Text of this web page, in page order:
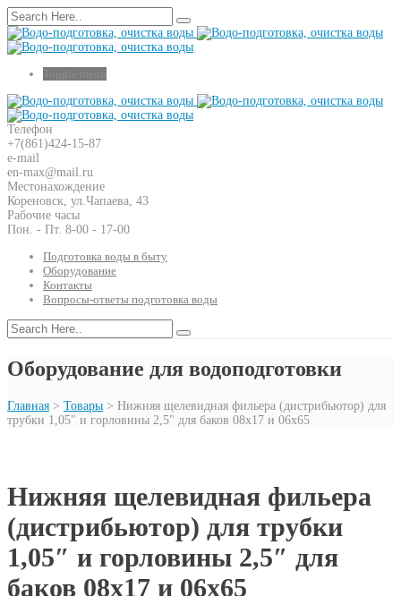
Телефон
+7(861)424-15-87
e-mail
en-max@mail.ru
Местонахождение
Кореновск, ул.Чапаева, 43
Рабочие часы
Пон. - Пт. 8-00 - 17-00
Подготовка воды в быту
Оборудование
Контакты
Вопросы-ответы подготовка воды
Оборудование для водоподготовки
Главная > Товары > Нижняя щелевидная фильера (дистрибьютор) для
трубки 1,05" и горловины 2,5" для баков 08х17 и 06х65
Нижняя щелевидная фильера
(дистрибьютор) для трубки
1,05″ и горловины 2,5″ для
баков 08х17 и 06х65